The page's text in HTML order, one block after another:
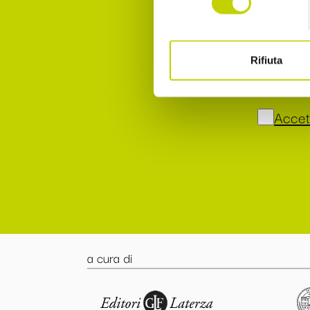
Rifiuta
a cura di